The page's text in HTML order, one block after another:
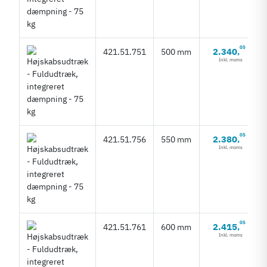
421.51.751 500 mm 2.340,05
Inkl. moms
421.51.756 550 mm 2.380,05
Inkl. moms
421.51.761 600 mm 2.415,05
Inkl. moms